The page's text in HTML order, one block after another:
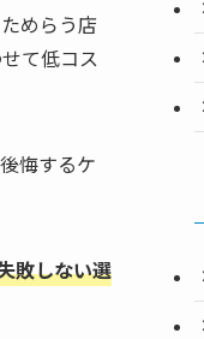
めらう店
て低コス
悔するケ
敗しない選